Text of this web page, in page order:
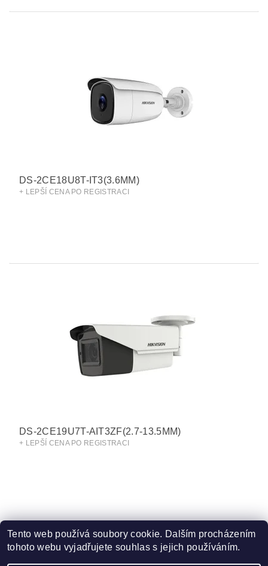
DS-2CE18U8T-IT3(3.6MM)
+ LEPŠÍ CENA PO REGISTRACI
DS-2CE19U7T-AIT3ZF(2.7-13.5MM)
+ LEPŠÍ CENA PO REGISTRACI
Obchodní podmínky | Ochrana osobních údajů
Tento web používá soubory cookie. Dalším procházením
tohoto webu vyjadřujete souhlas s jejich používáním.